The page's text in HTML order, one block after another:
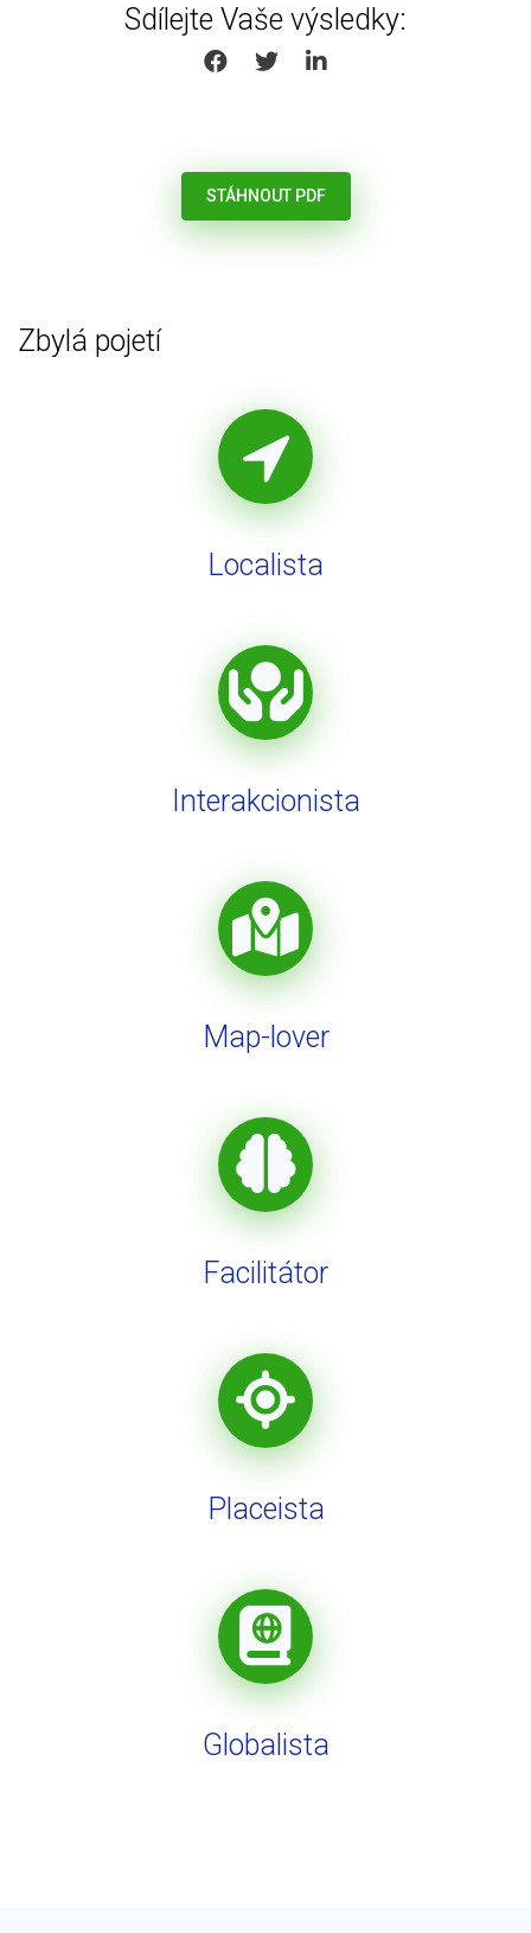
Sdílejte Vaše výsledky:
SHARE ON FACEBOOK
SHARE ON TWITTER
SHARE ON LINKEDIN
STÁHNOUT PDF
Zbylá pojetí
Localista
Interakcionista
Map-lover
Facilitátor
Placeista
Globalista